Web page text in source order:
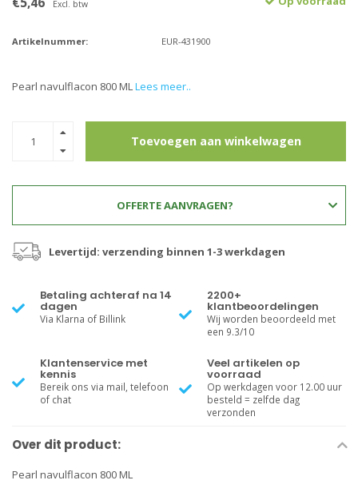
Excl. btw
Artikelnummer: EUR-431900
Pearl navulflacon 800 MLLees meer..
Toevoegen aan winkelwagen
OFFERTE AANVRAGEN?
Levertijd: verzending binnen 1-3 werkdagen
Betaling achteraf na 14
dagen
Via Klarna of Billink
2200+
klantbeoordelingen
Wij worden beoordeeld met
een 9.3/10
Klantenservice met
kennis
Bereik ons via mail, telefoon
of chat
Veel artikelen op
voorraad
Op werkdagen voor 12.00 uur
besteld = zelfde dag
verzonden
Over dit product:
Pearl navulflacon 800 ML